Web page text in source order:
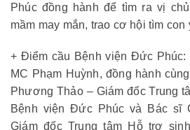
Phúc đồng hành để tìm ra vị
mầm may mắn, trao cơ hội tìm
+ Điểm cầu Bệnh viện Đức
MC Phạm Huỳnh, đồng hành
Phương Thảo – Giám đốc Trung
Bệnh viện Đức Phúc và Bác sĩ
Giám đốc Trung tâm Hỗ trợ